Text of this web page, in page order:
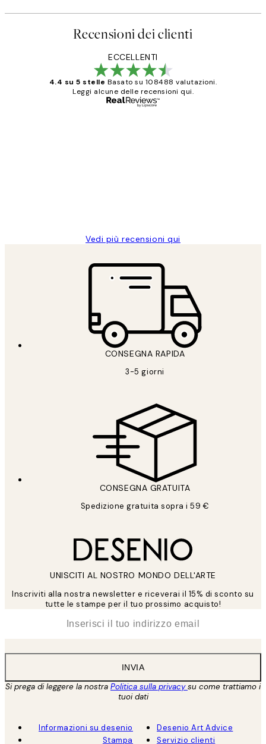
Recensioni dei clienti
ECCELLENTI
4.4 su 5 stelle Basato su 108488 valutazioni.
Leggi alcune delle recensioni qui.
Vedi più recensioni qui
CONSEGNA RAPIDA
3-5 giorni
CONSEGNA GRATUITA
Spedizione gratuita sopra i 59 €
UNISCITI AL NOSTRO MONDO DELL'ARTE
Inscriviti alla nostra newsletter e riceverai il 15% di sconto su
tutte le stampe per il tuo prossimo acquisto!
INVIA
Si prega di leggere la nostra Politica sulla privacysu come trattiamo i
tuoi dati
Informazioni su desenio
Stampa
Desenio Art Advice
Servizio clienti